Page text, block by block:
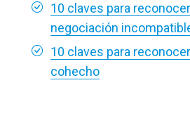
10 claves para
negociación
10 claves para
cohecho